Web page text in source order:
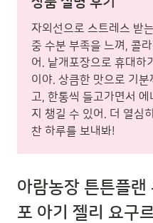
자외선으로 스트레스 받
중 수분 부족을 느껴, 콜
어. 낱개포장으로 휴대하
이야. 상큼한 맛으로 기
고, 한통씩 들고가면서
지 챙길 수 있어. 더 열심
찬 하루를 보내봐!
아람농장 튼튼플
포 아기 젤리 요구